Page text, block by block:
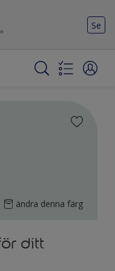
Se
ändra denna färg
ditt